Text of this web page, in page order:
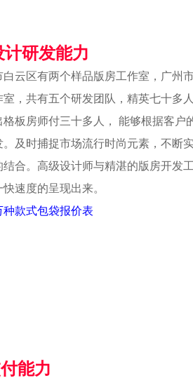
计研发能力
云区有两个样品版房工作室，广州
，共有五个研发团队，精英七十多
格板房师付三十多人， 能够根据客户
及时捕捉市场流行时尚元素，不断
合。高级设计师与精湛的版房开发
速度的呈现出来。
款式包袋报价表
能力